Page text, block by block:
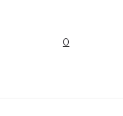
0